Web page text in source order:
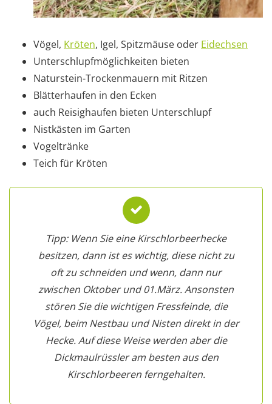
Vögel, Kröten, Igel, Spitzmäuse oder Eidechsen
Unterschlupfmöglichkeiten bieten
Naturstein-Trockenmauern mit Ritzen
Blätterhaufen in den Ecken
auch Reisighaufen bieten Unterschlupf
Nistkästen im Garten
Vogeltränke
Teich für Kröten
Tipp: Wenn Sie eine Kirschlorbeerhecke
besitzen, dann ist es wichtig, diese nicht zu
oft zu schneiden und wenn, dann nur
zwischen Oktober und 01.März. Ansonsten
stören Sie die wichtigen Fressfeinde, die
Vögel, beim Nestbau und Nisten direkt in der
Hecke. Auf diese Weise werden aber die
Dickmaulrüssler am besten aus den
Kirschlorbeeren ferngehalten.